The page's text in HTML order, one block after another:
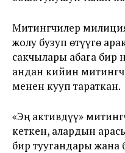
Митингчилер
жолу бузуп өтүүгө
сакчылары абага бир
андан кийин
менен кууп тараткан.
«Эң активдүү»
кеткен, алардын
бир туугандары жана